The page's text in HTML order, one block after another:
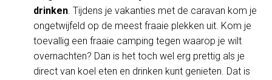
drinken. Tijdens je vakanties met de caravan kom je
ongetwijfeld op de meest fraaie plekken uit. Kom je
toevallig een fraaie camping tegen waarop je wilt
overnachten? Dan is het toch wel erg prettig als je
direct van koel eten en drinken kunt genieten. Dat is